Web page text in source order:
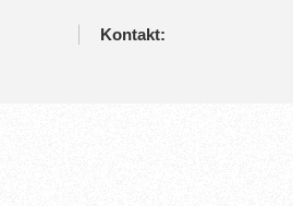
Kontakt: